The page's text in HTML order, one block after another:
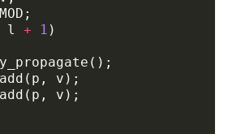
MOD ;
l + 1 )
();
add ( p , v );
add ( p , v );